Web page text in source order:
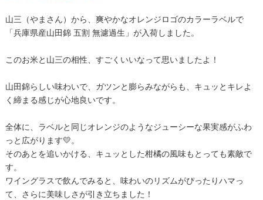
山三（やまさん）から、爽やかなオレンジロゴのカラーラベルで
「兵庫県産山田錦 五割 無濾過生」が入荷しました。
このお米と山三の相性、すごくいいなって思いましたよ！
山田錦らしい味わいで、ガツンと膨らみながらも、キュッとキレよ
く締まる感じが心地良いです。
全体に、ラベルと同じオレンジのようなジューシーな果実感がふわ
っと広がります💛。
そのあとを追いかける、キュッとした柑橘の風味もとっても素敵で
す。
ワイングラスで飲んでみると、味わいのリズムがぴったりハマっ
て、さらに美味しさが引き立ちました！